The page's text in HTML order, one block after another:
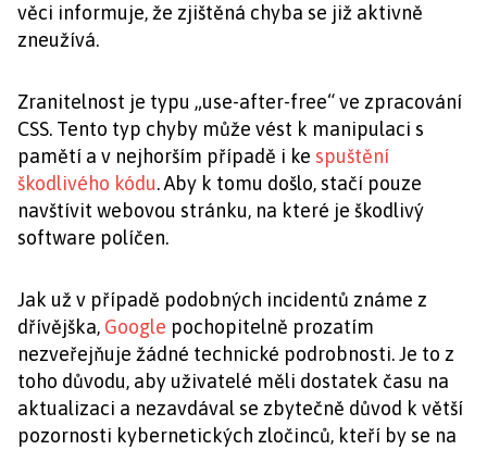
věci informuje, že zjištěná chyba se již aktivně
zneužívá.
Zranitelnost je typu „use-after-free“ ve zpracování
CSS. Tento typ chyby může vést k manipulaci s
pamětí a v nejhorším případě i ke spuštění
škodlivého kódu. Aby k tomu došlo, stačí pouze
navštívit webovou stránku, na které je škodlivý
software políčen.
Jak už v případě podobných incidentů známe z
dřívějška, Google pochopitelně prozatím
nezveřejňuje žádné technické podrobnosti. Je to z
toho důvodu, aby uživatelé měli dostatek času na
aktualizaci a nezavdával se zbytečně důvod k větší
pozornosti kybernetických zločinců, kteří by se na